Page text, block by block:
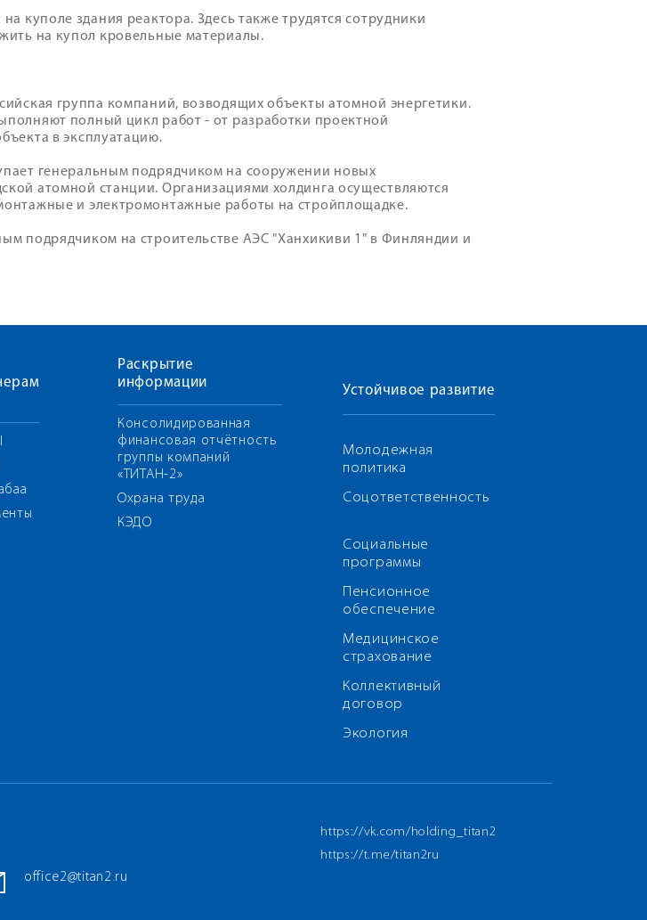
куполе здания реактора. Здесь также трудятся сотрудники
на купол кровельные материалы.
группа компаний, возводящих объекты атомной энергетики.
полный цикл работ - от разработки проектной
в эксплуатацию.
генеральным подрядчиком на сооружении новых
атомной станции. Организациями холдинга осуществляются
и электромонтажные работы на стройплощадке.
подрядчиком на строительстве АЭС "Ханхикиви 1" в Финляндии и
Раскрытие
информации
Консолидированная
финансовая отчётность
группы компаний
«ТИТАН-2»
Охрана труда
КЭДО
Устойчивое развитие
Молодежная
политика
Соцответственность
Социальные
программы
Пенсионное
обеспечение
Медицинское
страхование
Коллективный
договор
Экология
office2@titan2.ru
https://vk.com/holding_titan2
https://t.me/titan2ru